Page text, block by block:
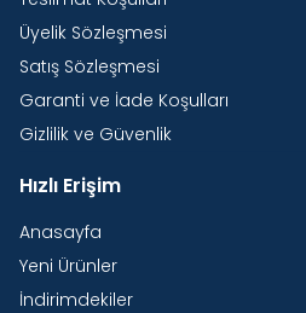
Üyelik Sözleşmesi
Satış Sözleşmesi
Garanti ve İade Koşulları
Gizlilik ve Güvenlik
Hızlı Erişim
Anasayfa
Yeni Ürünler
İndirimdekiler